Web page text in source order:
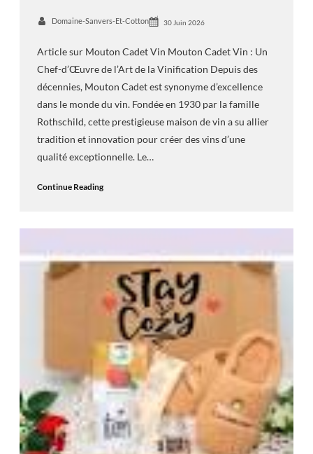
Domaine-Sanvers-Et-Cotton 30 Juin 2026
Article sur Mouton Cadet Vin Mouton Cadet Vin : Un
Chef-d’Œuvre de l’Art de la Vinification Depuis des
décennies, Mouton Cadet est synonyme d’excellence
dans le monde du vin. Fondée en 1930 par la famille
Rothschild, cette prestigieuse maison de vin a su allier
tradition et innovation pour créer des vins d’une
qualité exceptionnelle. Le…
Continue Reading